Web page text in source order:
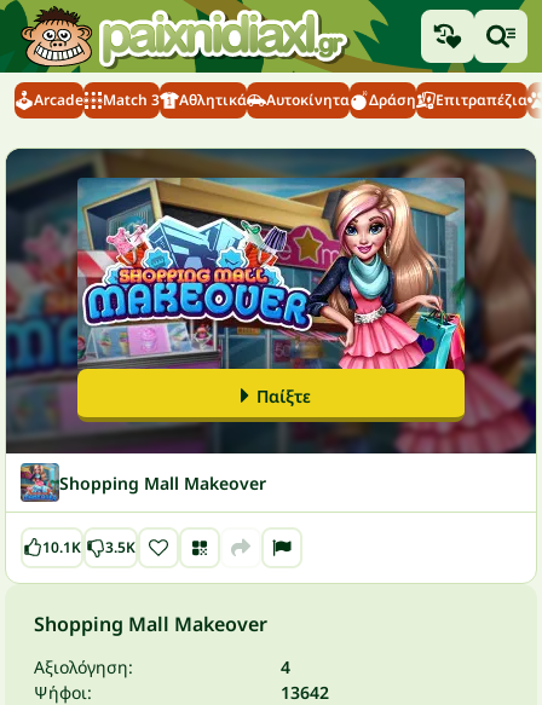
Arcade Match 3 Αθλητικά Αυτοκίνητα Δράση Επιτραπέζια
Παίξτε
Shopping Mall Makeover
10.1K 3.5K
Shopping Mall Makeover
Αξιολόγηση:
4
Ψήφοι:
13642